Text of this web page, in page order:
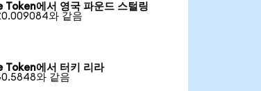
Token에서 영국 파운드 스털링
와 같음
Token에서 터키 리라
와 같음